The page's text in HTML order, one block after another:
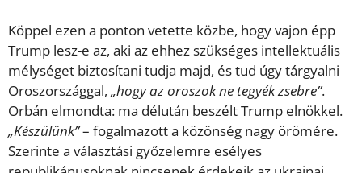
Köppel ezen a ponton vetette közbe, hogy vajon épp
Trump lesz-e az, aki az ehhez szükséges intellektuális
mélységet biztosítani tudja majd, és tud úgy tárgyalni
Oroszországgal, „hogy az oroszok ne tegyék zsebre”.
Orbán elmondta: ma délután beszélt Trump elnökkel.
„Készülünk”– fogalmazott a közönség nagy örömére.
Szerinte a választási győzelemre esélyes